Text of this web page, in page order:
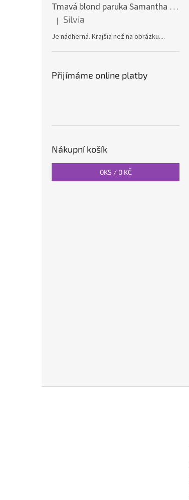
Tmavá blond paruka Samantha s melíry
Hodnocení produktu je 5 z 5 hvězdiček.
| Silvia
Je nádherná. Krajšia než na obrázku....
Přijímáme online platby
Nákupní košík
0KS / 0 KČ